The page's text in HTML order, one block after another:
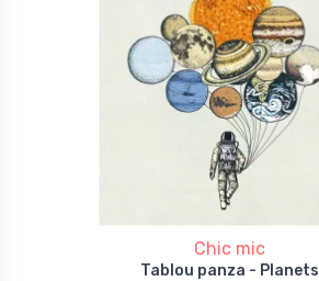
Chic mic
Tablou panza - Planets